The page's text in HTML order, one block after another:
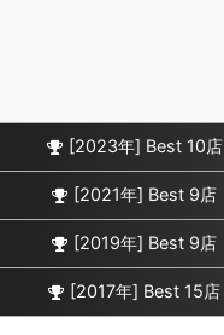
[2023年] Best 10店
[2021年] Best 9店
[2019年] Best 9店
[2017年] Best 15店